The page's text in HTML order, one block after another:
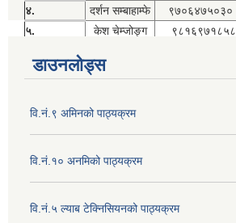
४.
दर्शन सम्बाहाम्फे
९७०६४७५०३०
५.
केश चेम्जोङ्ग ९८१६९७१८५८
डाउनलोड्स
वि.नं.९ अमिनको पाठ्यक्रम
वि.नं.१० अनमिको पाठ्यक्रम
वि.नं.५ ल्याब टेक्निसियनको पाठ्यक्रम